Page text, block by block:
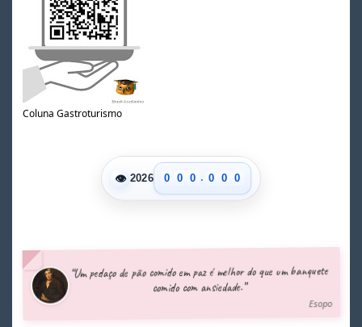
Coluna Gastroturismo
👁 2026
0
1
6
7
0
1
6
7
0
1
6
7
. 0
1
6
7
0
1
6
7
0
1
6
7
“Um pedaço de pão comido em paz é melhor do que um banquete
comido com ansiedade.”
Esopo